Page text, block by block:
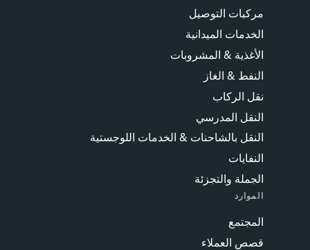
مركبات التوصيل
الخدمات الميدانية
الأغذية & المشروبات
النفط & الغاز
نقل الركاب
النقل المدرسي
النقل بالشاحنات & الخدمات اللوجستية
النفايات
الجملة والتجزئة
الموارد
المجتمع
قصص العملاء